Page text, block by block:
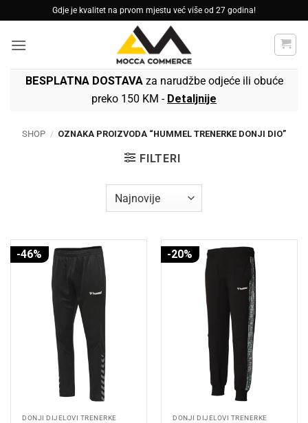
to
content
Gdje je kvalitet na prvom mjestu već više od 27 godina!
BESPLATNA DOSTAVAza narudžbe odjeće ili obuće
preko 150 KM - Detaljnije
SHOP / OZNAKA PROIZVODA “HUMMEL TRENERKE DONJI DIO”
FILTERI
-46%
DONJI DIJELOVI TRENERKE
-20%
DONJI DIJELOVI TRENERKE